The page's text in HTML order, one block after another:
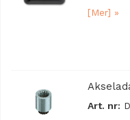
[Mer] »
Art. nr: